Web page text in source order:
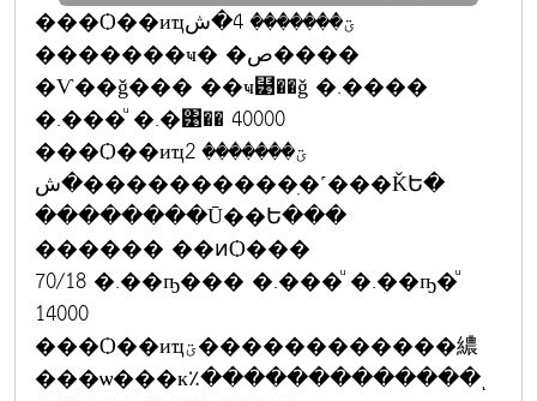
���Ѻ��иҵؾ������� 4�ش
�������ҹ� �ص����
�Ѵ��ǧ��� ��ҹ⹹��ǧ �.����
�.���ͧ �.�͹�� 40000
���Ѻ��иҵؾ������� 2
�ش����������ִ�˹���ǨԵ�
��������Ū��Ե���
������ ��ͷѺ���
70/18 �.��ҧ��� �.���ͧ �.��ҧ�ͧ
14000
���Ѻ��иҵؾ������������繷
���ѡ���к٪�������������ͺ